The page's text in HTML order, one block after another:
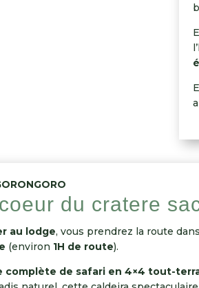
du cratere
au lodge, vous prendrez la route
(environ 1H de route).
complète de safari en 4×4 tout-